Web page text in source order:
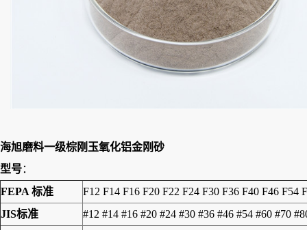
海旭磨料一级棕刚玉氧化铝金刚砂
型号：
FEPA 标准
F12 F14 F16 F20 F22 F24 F30 F36 F40 F46 F54
JIS标准
#12 #14 #16 #20 #24 #30 #36 #46 #54 #60 #70